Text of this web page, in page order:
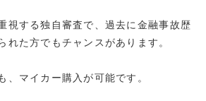
視する独自審査で、過去に金融事故歴
れた方でもチャンスがあります。
、マイカー購入が可能です。